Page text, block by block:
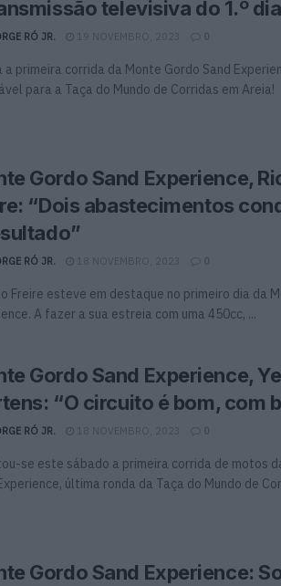
televisiva do 1.º dia
RÓ JR. 19 NOVEMBRO, 2023 0
a primeira corrida da Monte Gordo Sand
para a Taça do Mundo de Corridas em Areia!
Gordo Sand Experience,
“Dois abastecimentos
RÓ JR. 18 NOVEMBRO, 2023 0
Freire esteve em destaque no primeiro dia da
A fazer a sua estreia com uma 450cc, ...
Gordo Sand Experience,
“O circuito é bom, com
RÓ JR. 0
se este sábado a primeira corrida de motos
última ronda da Taça do Mundo de
Gordo Sand Experience: